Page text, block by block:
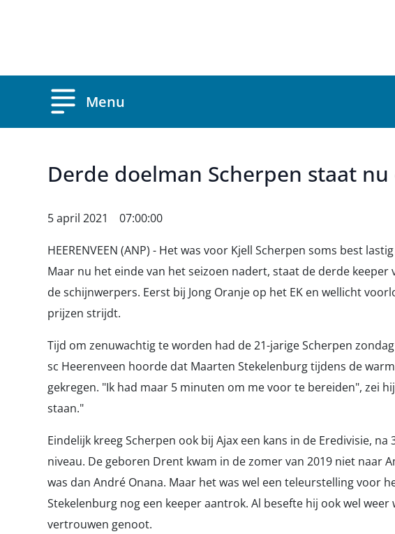
Menu
Derde doelman Scherpen staat
5 april 2021 07:00:00
HEERENVEEN (ANP) - Het was voor Kjell Scherpen soms best
Maar nu het einde van het seizoen nadert, staat de derde
de schijnwerpers. Eerst bij Jong Oranje op het EK en wellicht
prijzen strijdt.
Tijd om zenuwachtig te worden had de 21-jarige Scherpen
sc Heerenveen hoorde dat Maarten Stekelenburg tijdens de
gekregen. "Ik had maar 5 minuten om me voor te bereiden", zei
staan."
Eindelijk kreeg Scherpen ook bij Ajax een kans in de Eredivisie,
niveau. De geboren Drent kwam in de zomer van 2019 niet naar
was dan André Onana. Maar het was wel een teleurstelling voor
Stekelenburg nog een keeper aantrok. Al besefte hij ook wel
vertrouwen genoot.